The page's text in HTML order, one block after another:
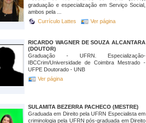
graduação e especialização em Serviço Social,
ambos pela ...
Currículo Lattes
Ver página
RICARDO WAGNER DE SOUZA ALCANTARA
(DOUTOR)
Graduação - UFRN. Especialização-
IBCCrim/Universidade de Coimbra Mestrado -
UFPE Doutorado - UNB
Ver página
SULAMITA BEZERRA PACHECO (MESTRE)
Graduada em Direito pela UFRN Especialista em
criminologia pela UFRN pós-graduada em Direito